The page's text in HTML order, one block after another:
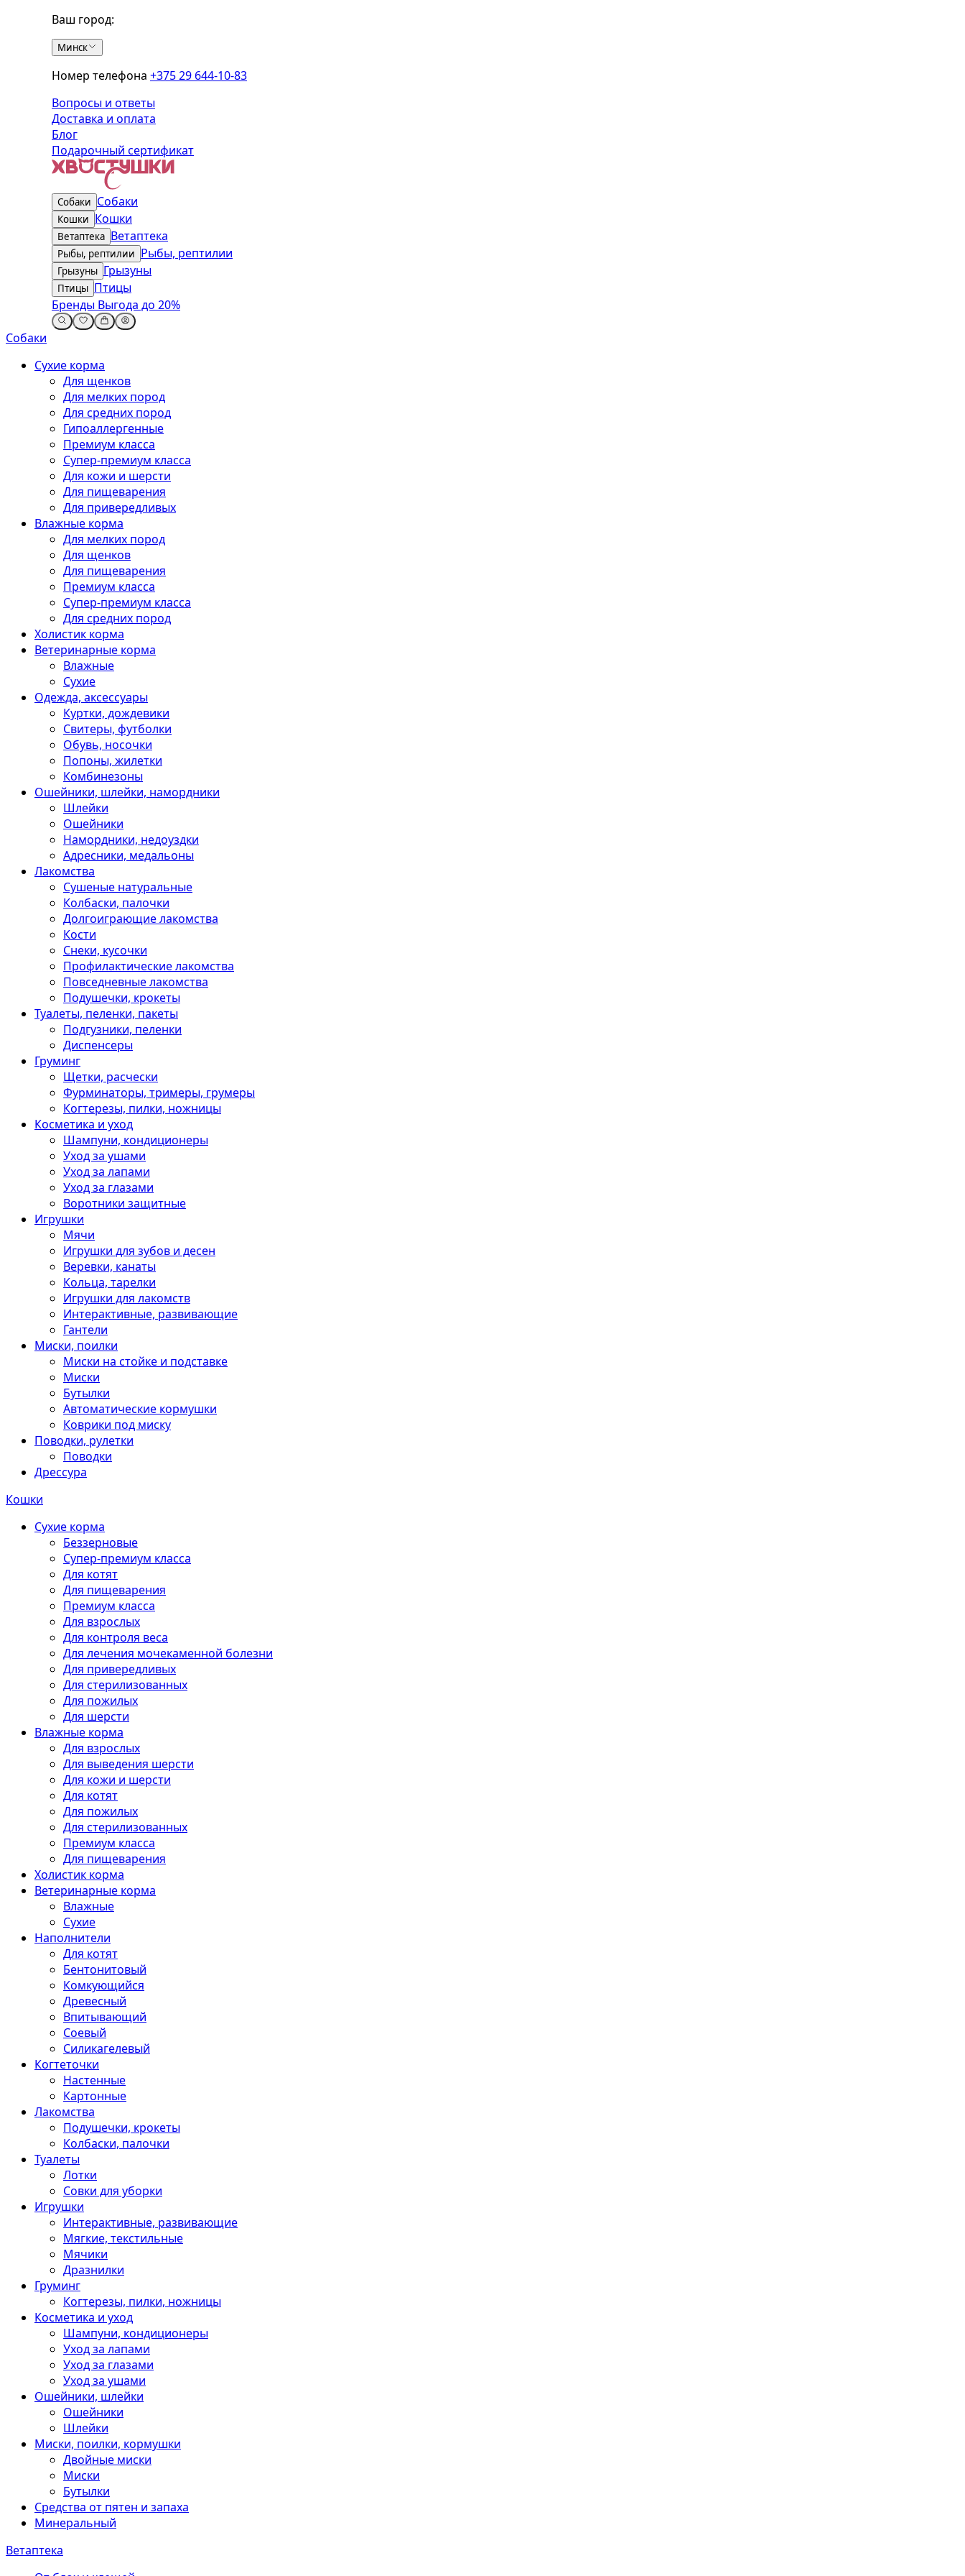
Ваш город:
Минск
Номер телефона +375 29 644-10-83
Вопросы и ответы
Доставка и оплата
Блог
Подарочный сертификат
Собаки Собаки
Кошки Кошки
Ветаптека Ветаптека
Рыбы, рептилии Рыбы, рептилии
Грызуны Грызуны
Птицы Птицы
Бренды Выгода до 20%
Собаки
Сухие корма
Для щенков
Для мелких пород
Для средних пород
Гипоаллергенные
Премиум класса
Супер-премиум класса
Для кожи и шерсти
Для пищеварения
Для привередливых
Влажные корма
Для мелких пород
Для щенков
Для пищеварения
Премиум класса
Супер-премиум класса
Для средних пород
Холистик корма
Ветеринарные корма
Влажные
Сухие
Одежда, аксессуары
Куртки, дождевики
Свитеры, футболки
Обувь, носочки
Попоны, жилетки
Комбинезоны
Ошейники, шлейки, намордники
Шлейки
Ошейники
Намордники, недоуздки
Адресники, медальоны
Лакомства
Сушеные натуральные
Колбаски, палочки
Долгоиграющие лакомства
Кости
Снеки, кусочки
Профилактические лакомства
Повседневные лакомства
Подушечки, крокеты
Туалеты, пеленки, пакеты
Подгузники, пеленки
Диспенсеры
Груминг
Щетки, расчески
Фурминаторы, тримеры, грумеры
Когтерезы, пилки, ножницы
Косметика и уход
Шампуни, кондиционеры
Уход за ушами
Уход за лапами
Уход за глазами
Воротники защитные
Игрушки
Мячи
Игрушки для зубов и десен
Веревки, канаты
Кольца, тарелки
Игрушки для лакомств
Интерактивные, развивающие
Гантели
Миски, поилки
Миски на стойке и подставке
Миски
Бутылки
Автоматические кормушки
Коврики под миску
Поводки, рулетки
Поводки
Дрессура
Кошки
Сухие корма
Беззерновые
Супер-премиум класса
Для котят
Для пищеварения
Премиум класса
Для взрослых
Для контроля веса
Для лечения мочекаменной болезни
Для привередливых
Для стерилизованных
Для пожилых
Для шерсти
Влажные корма
Для взрослых
Для выведения шерсти
Для кожи и шерсти
Для котят
Для пожилых
Для стерилизованных
Премиум класса
Для пищеварения
Холистик корма
Ветеринарные корма
Влажные
Сухие
Наполнители
Для котят
Бентонитовый
Комкующийся
Древесный
Впитывающий
Соевый
Силикагелевый
Когтеточки
Настенные
Картонные
Лакомства
Подушечки, крокеты
Колбаски, палочки
Туалеты
Лотки
Совки для уборки
Игрушки
Интерактивные, развивающие
Мягкие, текстильные
Мячики
Дразнилки
Груминг
Когтерезы, пилки, ножницы
Косметика и уход
Шампуни, кондиционеры
Уход за лапами
Уход за глазами
Уход за ушами
Ошейники, шлейки
Ошейники
Шлейки
Миски, поилки, кормушки
Двойные миски
Миски
Бутылки
Средства от пятен и запаха
Минеральный
Ветаптека